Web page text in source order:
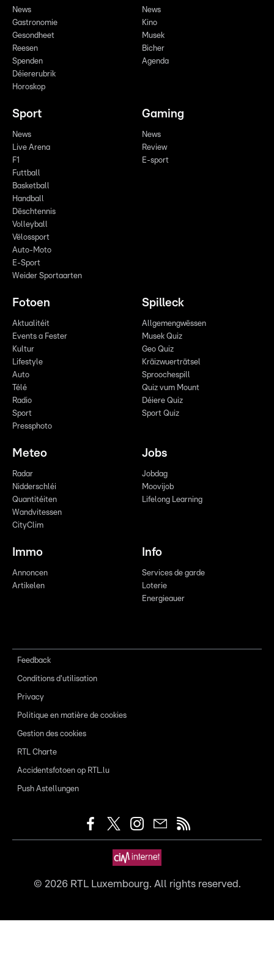
News
Gastronomie
Gesondheet
Reesen
Spenden
Déiererubrik
Horoskop
News
Kino
Musek
Bicher
Agenda
Sport
News
Live Arena
F1
Futtball
Basketball
Handball
Dëschtennis
Volleyball
Vëlossport
Auto-Moto
E-Sport
Weider Sportaarten
Gaming
News
Review
E-sport
Fotoen
Aktualitéit
Events a Fester
Kultur
Lifestyle
Auto
Télé
Radio
Sport
Pressphoto
Spilleck
Allgemengwëssen
Musek Quiz
Geo Quiz
Kräizwuerträtsel
Sproochespill
Quiz vum Mount
Déiere Quiz
Sport Quiz
Meteo
Radar
Nidderschléi
Quantitéiten
Wandvitessen
CityClim
Jobs
Jobdag
Moovijob
Lifelong Learning
Immo
Annoncen
Artikelen
Info
Services de garde
Loterie
Energieauer
Feedback
Conditions d'utilisation
Privacy
Politique en matière de cookies
Gestion des cookies
RTL Charte
Accidentsfotoen op RTL.lu
Push Astellungen
© 2026RTL Luxembourg. All rights reserved.